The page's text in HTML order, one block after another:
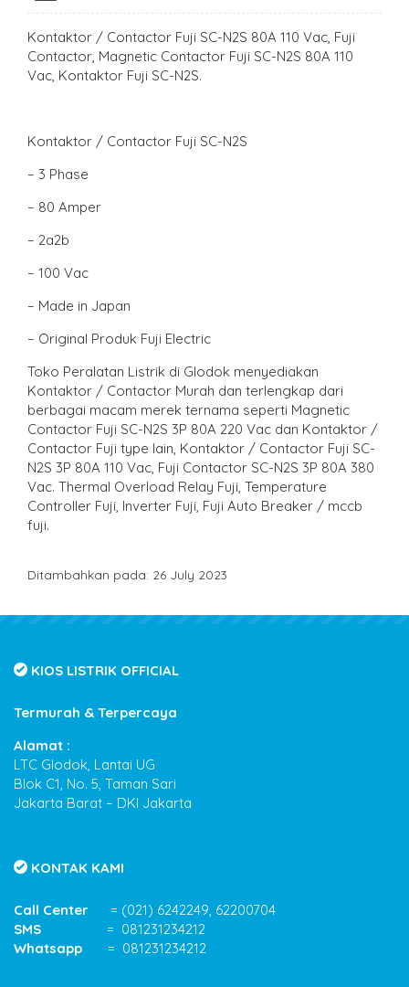
Kontaktor / Contactor Fuji SC-N2S 80A 110 Vac, Fuji
Contactor, Magnetic Contactor Fuji SC-N2S 80A 110
Vac, Kontaktor Fuji SC-N2S.
Kontaktor / Contactor Fuji SC-N2S
– 3 Phase
– 80 Amper
– 2a2b
– 100 Vac
– Made in Japan
– Original Produk Fuji Electric
Toko Peralatan Listrik di Glodok menyediakan
Kontaktor / Contactor Murah dan terlengkap dari
berbagai macam merek ternama seperti Magnetic
Contactor Fuji SC-N2S 3P 80A 220 Vac dan Kontaktor /
Contactor Fuji type lain, Kontaktor / Contactor Fuji SC-
N2S 3P 80A 110 Vac, Fuji Contactor SC-N2S 3P 80A 380
Vac. Thermal Overload Relay Fuji, Temperature
Controller Fuji, Inverter Fuji, Fuji Auto Breaker / mccb
fuji.
Ditambahkan pada: 26 July 2023
KIOS LISTRIK OFFICIAL
Termurah & Terpercaya
Alamat :
LTC Glodok, Lantai UG
Blok C1, No. 5, Taman Sari
Jakarta Barat – DKI Jakarta
KONTAK KAMI
Call Center = (021) 6242249, 62200704
SMS = 081231234212
Whatsapp = 081231234212